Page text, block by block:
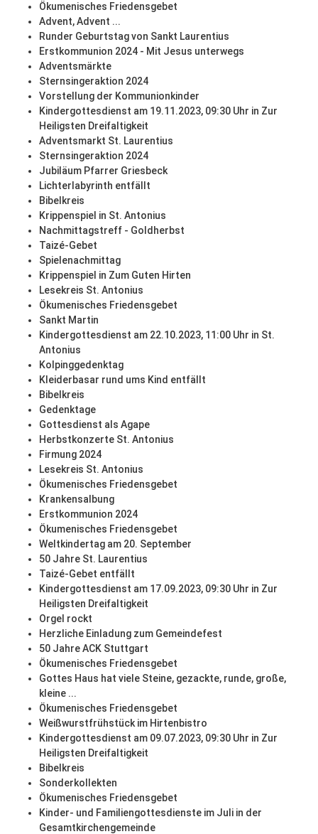
Ökumenisches Friedensgebet
Advent, Advent ...
Runder Geburtstag von Sankt Laurentius
Erstkommunion 2024 - Mit Jesus unterwegs
Adventsmärkte
Sternsingeraktion 2024
Vorstellung der Kommunionkinder
Kindergottesdienst am 19.11.2023, 09:30 Uhr in Zur
Heiligsten Dreifaltigkeit
Adventsmarkt St. Laurentius
Sternsingeraktion 2024
Jubiläum Pfarrer Griesbeck
Lichterlabyrinth entfällt
Bibelkreis
Krippenspiel in St. Antonius
Nachmittagstreff - Goldherbst
Taizé-Gebet
Spielenachmittag
Krippenspiel in Zum Guten Hirten
Lesekreis St. Antonius
Ökumenisches Friedensgebet
Sankt Martin
Kindergottesdienst am 22.10.2023, 11:00 Uhr in St.
Antonius
Kolpinggedenktag
Kleiderbasar rund ums Kind entfällt
Bibelkreis
Gedenktage
Gottesdienst als Agape
Herbstkonzerte St. Antonius
Firmung 2024
Lesekreis St. Antonius
Ökumenisches Friedensgebet
Krankensalbung
Erstkommunion 2024
Ökumenisches Friedensgebet
Weltkindertag am 20. September
50 Jahre St. Laurentius
Taizé-Gebet entfällt
Kindergottesdienst am 17.09.2023, 09:30 Uhr in Zur
Heiligsten Dreifaltigkeit
Orgel rockt
Herzliche Einladung zum Gemeindefest
50 Jahre ACK Stuttgart
Ökumenisches Friedensgebet
Gottes Haus hat viele Steine, gezackte, runde, große,
kleine ...
Ökumenisches Friedensgebet
Weißwurstfrühstück im Hirtenbistro
Kindergottesdienst am 09.07.2023, 09:30 Uhr in Zur
Heiligsten Dreifaltigkeit
Bibelkreis
Sonderkollekten
Ökumenisches Friedensgebet
Kinder- und Familiengottesdienste im Juli in der
Gesamtkirchengemeinde